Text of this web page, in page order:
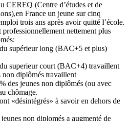
CEREQ (Centre d’études et de
France un jeune sur cinq
trois ans après avoir quitté l’école.
professionnellement nettement plus
supérieur long (BAC+5 et plus)
superieur court (BAC+4) travaillent
non diplômés travaillent
des jeunes non diplômés (ou avec
chômage.
«désintégrés» à savoir en dehors de
non diplomés a augmenté de